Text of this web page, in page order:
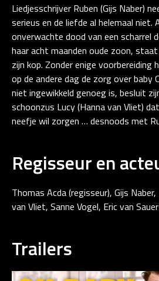
Liedjesschrijver Ruben (Gijs Naber)
serieus en de liefde al helemaal niet.
onverwachte dood van een scharrel
haar acht maanden oude zoon,
zijn kop. Zonder enige voorbereiding
op de andere dag de zorg over baby
niet ingewikkeld genoeg is, besluit
schoonzus Lucy (Hanna van Vliet)
neefje wil zorgen … desnoods met
Regisseur en
Thomas Acda (regisseur), Gijs
van Vliet, Sanne Vogel, Eric van
Trailers